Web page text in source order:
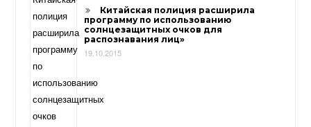
Китайская полиция расширила
программу по использованию
солнцезащитных очков для
распознавания лиц»
19.10.2015